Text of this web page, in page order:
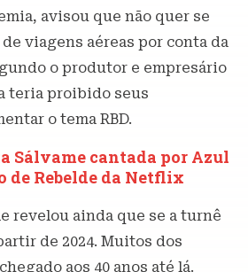
avisou que não quer se
viagens aéreas por conta da
o produtor e empresário
teria proibido seus
o tema RBD.
Sálvame cantada por Azul
de Rebelde da Netflix
revelou ainda que se a turnê
de 2024. Muitos dos
aos 40 anos até lá.